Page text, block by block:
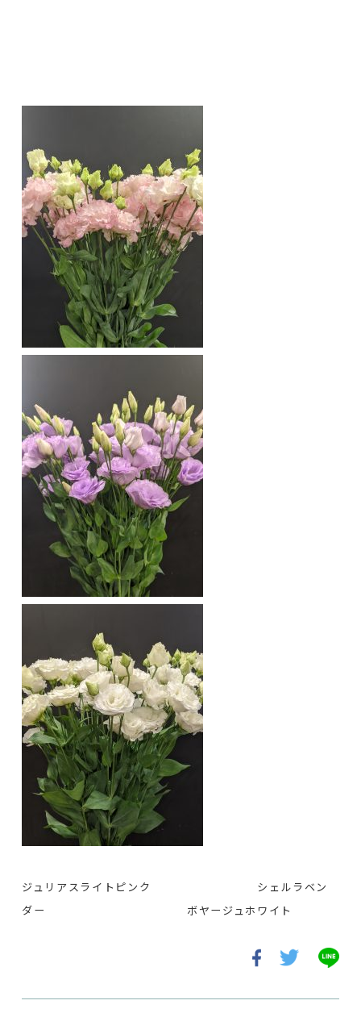
ジュリアスライトピンク シェルラベン
ダー ボヤージュホワイト